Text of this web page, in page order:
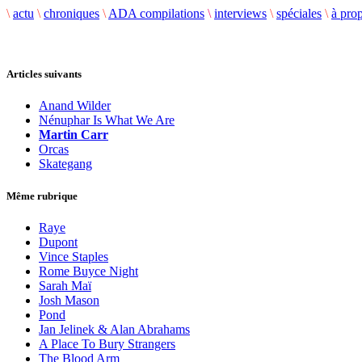
\ actu \ chroniques \ ADA compilations \ interviews \ spéciales \ à
Articles suivants
Anand Wilder
Nénuphar Is What We Are
Martin Carr
Orcas
Skategang
Même rubrique
Raye
Dupont
Vince Staples
Rome Buyce Night
Sarah Maï
Josh Mason
Pond
Jan Jelinek & Alan Abrahams
A Place To Bury Strangers
The Blood Arm